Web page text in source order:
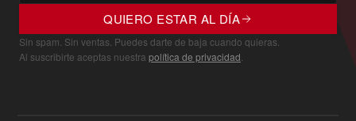
QUIERO ESTAR AL DÍA
Sin spam. Sin ventas. Puedes darte de baja cuando quieras.
Al suscribirte aceptas nuestra política de privacidad.